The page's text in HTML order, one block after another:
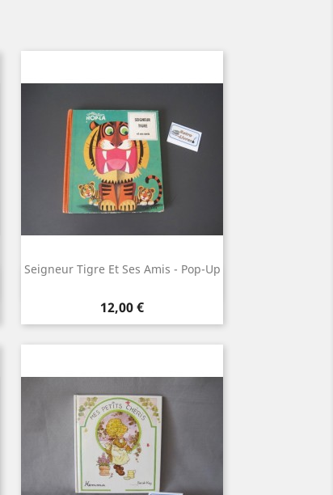
Seigneur Tigre Et Ses Amis - Pop-Up
Prix
12,00 €